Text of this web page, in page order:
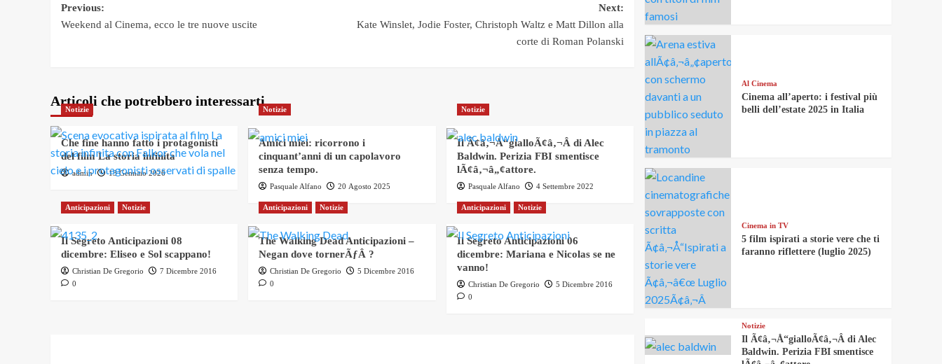
Post
Previous:
Weekend al Cinema, ecco le tre nuove uscite
Next:
Kate Winslet, Jodie Foster, Christoph Waltz e Matt Dillon alla
corte di Roman Polanski
Articoli che potrebbero interessarti
Notizie
Che fine hanno fatto i protagonisti
del film La storia infinita
admin 13 Gennaio 2026
Notizie
Amici miei: ricorrono i
cinquant’anni di un capolavoro
senza tempo.
Pasquale Alfano 20 Agosto 2025
Notizie
Il Ã¢â‚¬Å“gialloÃ¢â‚¬Â di Alec
Baldwin. Perizia FBI smentisce
lÃ¢â‚¬â„¢attore.
Pasquale Alfano 4 Settembre 2022
Anticipazioni Notizie
Il Segreto Anticipazioni 08
dicembre: Eliseo e Sol scappano!
Christian De Gregorio
7 Dicembre 2016
0
Anticipazioni Notizie
The Walking Dead Anticipazioni –
Negan dove tornerÃƒÂ ?
Christian De Gregorio
5 Dicembre 2016
0
Anticipazioni Notizie
Il Segreto Anticipazioni 06
dicembre: Mariana e Nicolas se ne
vanno!
Christian De Gregorio
5 Dicembre 2016
0
Al Cinema
Cinema all’aperto: i festival più
belli dell’estate 2025 in Italia
Cinema in TV
5 film ispirati a storie vere che ti
faranno riflettere (luglio 2025)
Notizie
Il Ã¢â‚¬Å“gialloÃ¢â‚¬Â di Alec
Baldwin. Perizia FBI smentisce